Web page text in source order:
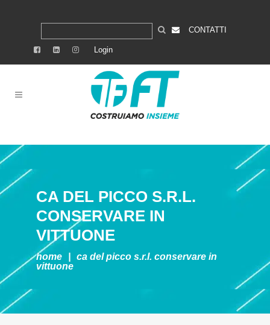
CONTATTI
Login
CA DEL PICCO S.R.L.
CONSERVARE IN
VITTUONE
home ca del picco s.r.l. conservare in
vittuone